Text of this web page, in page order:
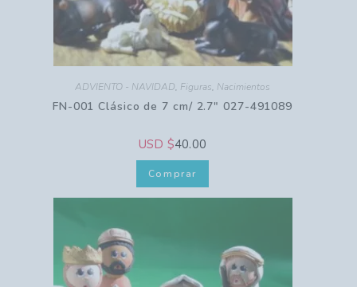
ADVIENTO - NAVIDAD, Figuras, Nacimientos
FN-001 Clásico de 7 cm/ 2.7″ 027-491089
USD $40.00
Comprar